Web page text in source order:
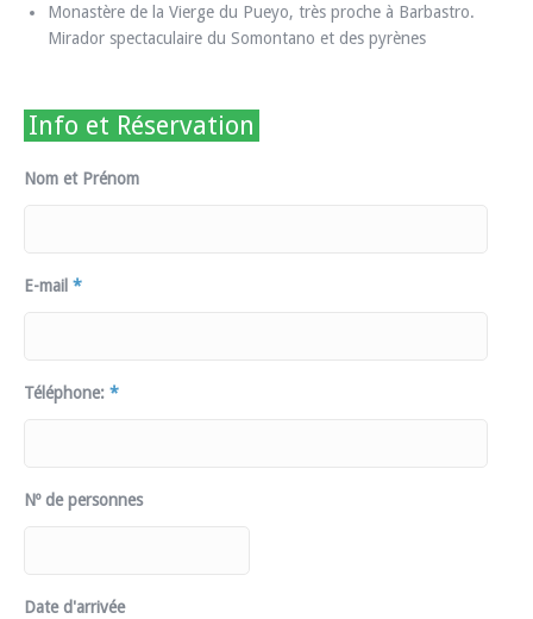
Monastère de la Vierge du Pueyo, très proche à Barbastro.
Mirador spectaculaire du Somontano et des pyrènes
Info et Réservation
Nom et Prénom
E-mail *
Téléphone: *
Nº de personnes
Date d'arrivée